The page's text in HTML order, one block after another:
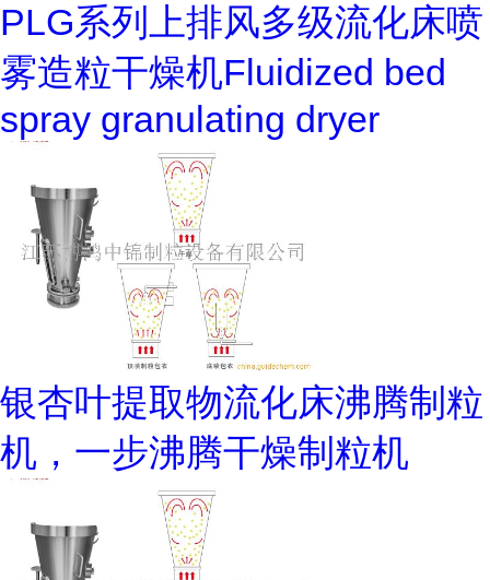
PLG系列上排风多级流化床喷
雾造粒干燥机Fluidized bed
spray granulating dryer
银杏叶提取物流化床沸腾制粒
机，一步沸腾干燥制粒机